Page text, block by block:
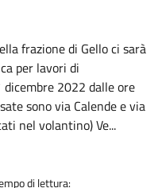
frazione di Gello ci sarà
per lavori di
2022 dalle ore
sono via Calende e via
nel volantino) Ve...
di lettura: